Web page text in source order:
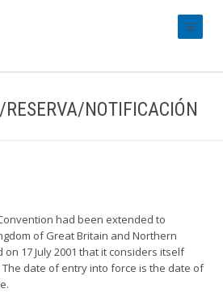
NOTIFICACIÓN
had been extended to
of Great Britain and Northern
17 July 2001 that it considers itself
date of entry into force is the date of